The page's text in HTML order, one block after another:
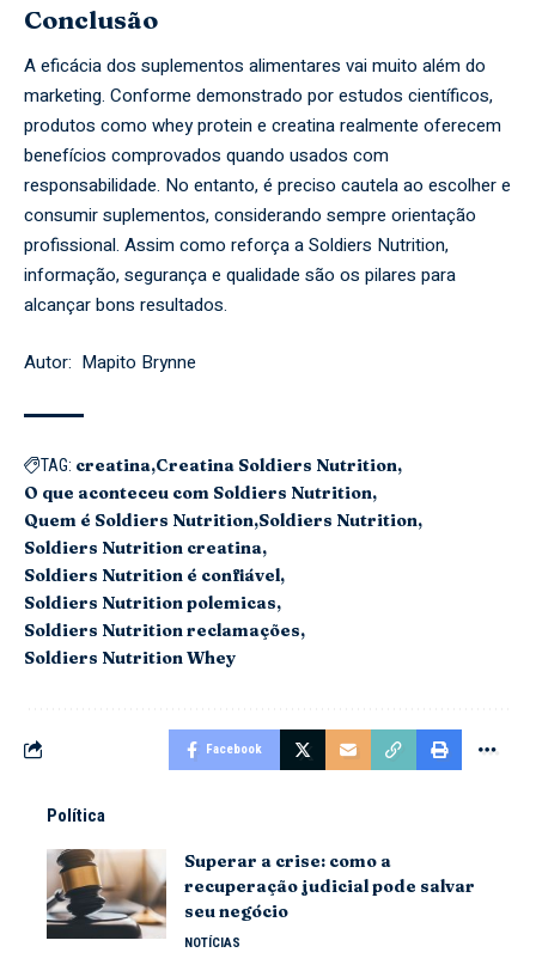
Conclusão
A eficácia dos suplementos alimentares vai muito além do
marketing. Conforme demonstrado por estudos científicos,
produtos como whey protein e creatina realmente oferecem
benefícios comprovados quando usados com
responsabilidade. No entanto, é preciso cautela ao escolher e
consumir suplementos, considerando sempre orientação
profissional. Assim como reforça a Soldiers Nutrition,
informação, segurança e qualidade são os pilares para
alcançar bons resultados.
Autor: Mapito Brynne
TAG: creatina Creatina Soldiers Nutrition
O que aconteceu com Soldiers Nutrition
Quem é Soldiers Nutrition Soldiers Nutrition
Soldiers Nutrition creatina
Soldiers Nutrition é confiável
Soldiers Nutrition polemicas
Soldiers Nutrition reclamações
Soldiers Nutrition Whey
Facebook
Política
Superar a crise: como a
recuperação judicial pode salvar
seu negócio
NOTÍCIAS